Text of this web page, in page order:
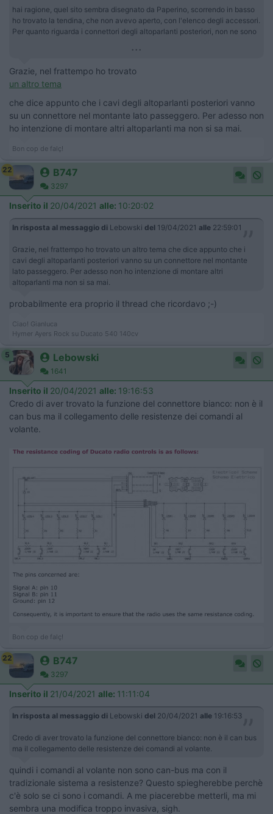
hai ragione, quel sito sembra disegnato da Paperino, scorrendo in basso
ho trovato la tendina, che non avevo aperto, con l'elenco degli accessori.
Per quanto riguarda i connettori degli altoparlanti posteriori, non ne sono
...
Grazie, nel frattempo ho trovato
un altro tema
che dice appunto che i cavi degli altoparlanti posteriori vanno
su un connettore nel montante lato passeggero. Per adesso non
ho intenzione di montare altri altoparlanti ma non si sa mai.
Bon cop de falç!
22 B747
3297
Inserito il 20/04/2021 alle: 10:20:02
In risposta al messaggio di Lebowski del 19/04/2021 alle 22:59:01
Grazie, nel frattempo ho trovato un altro tema che dice appunto che i
cavi degli altoparlanti posteriori vanno su un connettore nel montante
lato passeggero. Per adesso non ho intenzione di montare altri
altoparlanti ma non si sa mai.
probabilmente era proprio il thread che ricordavo ;-)
Ciao! Gianluca
Hymer Ayers Rock su Ducato 540 140cv
5 Lebowski
1641
Inserito il 20/04/2021 alle: 19:16:53
Credo di aver trovato la funzione del connettore bianco: non è il
can bus ma il collegamento delle resistenze dei comandi al
volante.
Bon cop de falç!
22 B747
3297
Inserito il 21/04/2021 alle: 11:11:04
In risposta al messaggio di Lebowski del 20/04/2021 alle 19:16:53
Credo di aver trovato la funzione del connettore bianco: non è il can bus
ma il collegamento delle resistenze dei comandi al volante.
quindi i comandi al volante non sono can-bus ma con il
tradizionale sistema a resistenze? Questo spiegherebbe perchè
c'è solo se ci sono i comandi. A me piacerebbe metterli, ma mi
sembra una modifica troppo invasiva, sigh.